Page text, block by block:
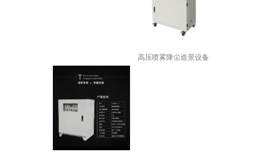
高压喷雾降尘造景设备